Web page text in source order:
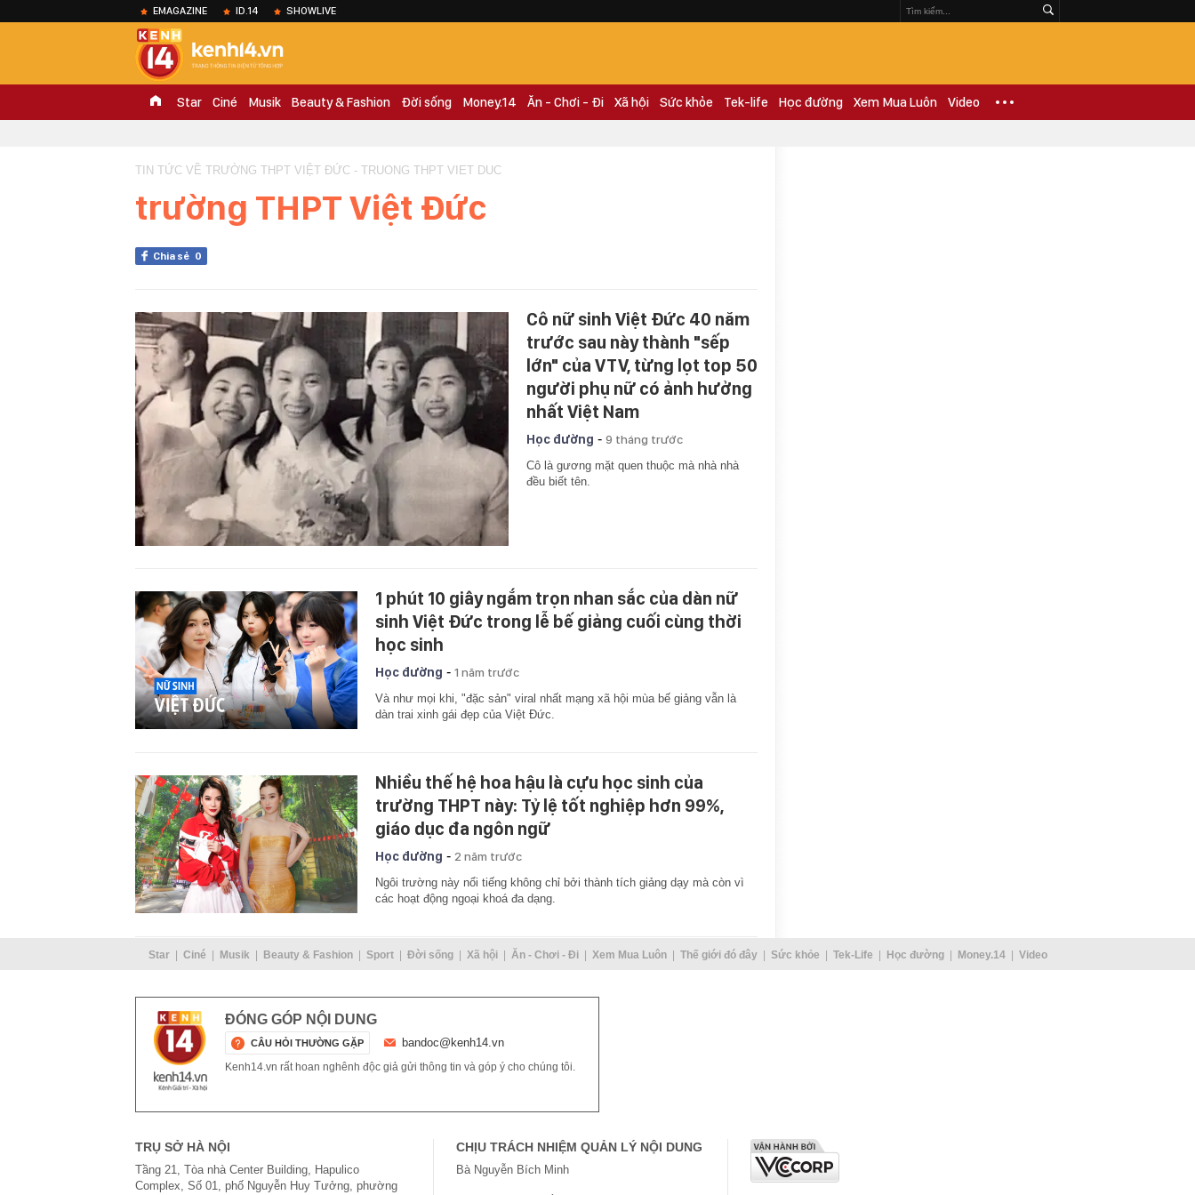
EMAGAZINE ID.14 SHOWLIVE
Star Ciné Musik Beauty & Fashion Đời sống Money.14 Ăn - Chơi - Đi Xã hội Sức khỏe Tek-life Học đường Xem Mua Luôn Video
TIN TỨC VỀ TRƯỜNG THPT VIỆT ĐỨC - TRUONG THPT VIET DUC
trường THPT Việt Đức
Chia sẻ 0
Cô nữ sinh Việt Đức 40 năm
trước sau này thành "sếp
lớn" của VTV, từng lọt top 50
người phụ nữ có ảnh hưởng
nhất Việt Nam
Học đường - 9 tháng trước
Cô là gương mặt quen thuộc mà nhà nhà
đều biết tên.
1 phút 10 giây ngắm trọn nhan sắc của dàn nữ
sinh Việt Đức trong lễ bế giảng cuối cùng thời
học sinh
Học đường - 1 năm trước
Và như mọi khi, "đặc sản" viral nhất mạng xã hội mùa bế giảng vẫn là
dàn trai xinh gái đẹp của Việt Đức.
Nhiều thế hệ hoa hậu là cựu học sinh của
trường THPT này: Tỷ lệ tốt nghiệp hơn 99%,
giáo dục đa ngôn ngữ
Học đường - 2 năm trước
Ngôi trường này nổi tiếng không chỉ bởi thành tích giảng dạy mà còn vì
các hoạt động ngoại khoá đa dạng.
Star Ciné Musik Beauty & Fashion Sport Đời sống Xã hội Ăn - Chơi - Đi Xem Mua Luôn Thế giới đó đây Sức khỏe Tek-Life Học đường Money.14 Video
ĐÓNG GÓP NỘI DUNG
CÂU HỎI THƯỜNG GẶP bandoc@kenh14.vn
Kenh14.vn rất hoan nghênh độc giả gửi thông tin và góp ý cho chúng tôi.
TRỤ SỞ HÀ NỘI
Tầng 21, Tòa nhà Center Building, Hapulico
Complex, Số 01, phố Nguyễn Huy Tưởng, phường
CHỊU TRÁCH NHIỆM QUẢN LÝ NỘI DUNG
Bà Nguyễn Bích Minh